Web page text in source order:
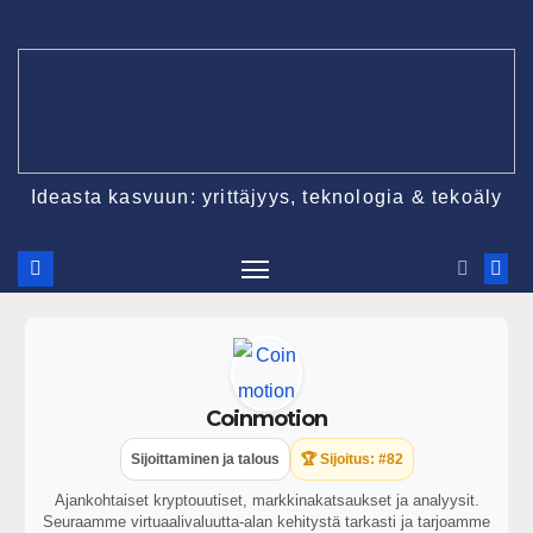
Ideasta kasvuun: yrittäjyys, teknologia & tekoäly
Coinmotion
Sijoittaminen ja talous 🏆 Sijoitus: #82
Ajankohtaiset kryptouutiset, markkinakatsaukset ja analyysit.
Seuraamme virtuaalivaluutta-alan kehitystä tarkasti ja tarjoamme